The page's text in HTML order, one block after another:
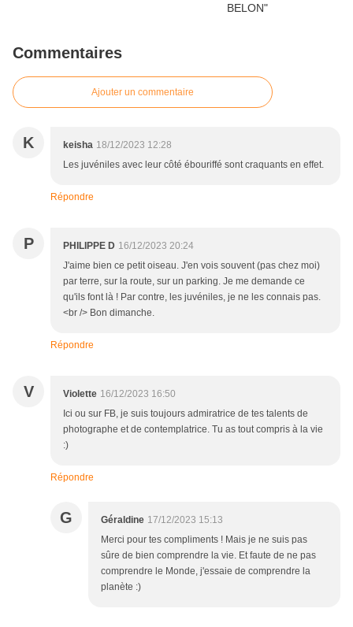
Commentaires
Ajouter un commentaire
K keisha 18/12/2023 12:28
Les juvéniles avec leur côté ébouriffé sont craquants en effet.
Répondre
P PHILIPPE D 16/12/2023 20:24
J'aime bien ce petit oiseau. J'en vois souvent (pas chez moi)
par terre, sur la route, sur un parking. Je me demande ce
qu'ils font là ! Par contre, les juvéniles, je ne les connais pas.
<br /> Bon dimanche.
Répondre
V Violette 16/12/2023 16:50
Ici ou sur FB, je suis toujours admiratrice de tes talents de
photographe et de contemplatrice. Tu as tout compris à la vie
:)
Répondre
G Géraldine 17/12/2023 15:13
Merci pour tes compliments ! Mais je ne suis pas
sûre de bien comprendre la vie. Et faute de ne pas
comprendre le Monde, j'essaie de comprendre la
planète :)